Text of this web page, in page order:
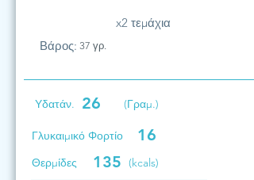
x2 τεμάχια
Βάρος: 37 γρ.
Υδατάν. 26 (Γραμ.)
Γλυκαιμικό Φορτίο 16
Θερμίδες 135 (kcals)